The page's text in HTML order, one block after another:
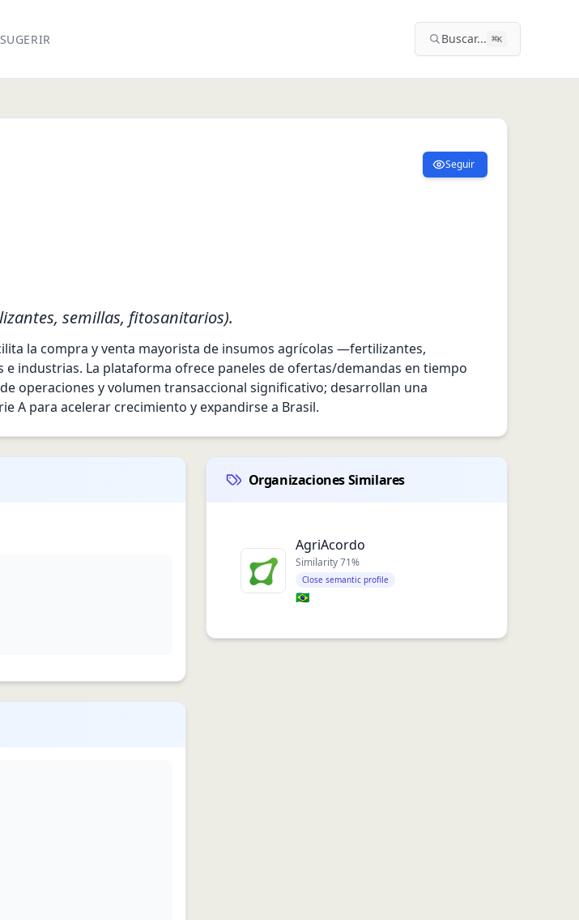
SUGERIR Buscar... ⌘K
Seguir
semillas, fitosanitarios).
la compra y venta mayorista de insumos agrícolas —fertilizantes,
industrias. La plataforma ofrece paneles de ofertas/demandas en tiempo
operaciones y volumen transaccional significativo; desarrollan una
A para acelerar crecimiento y expandirse a Brasil.
Organizaciones Similares
AgriAcordo
Similarity71%
Close semantic profile
🇧🇷